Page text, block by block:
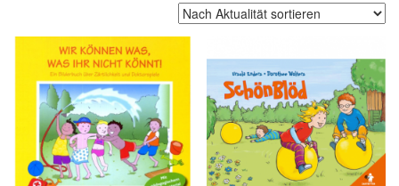
g
a
i
o
n
sortiert